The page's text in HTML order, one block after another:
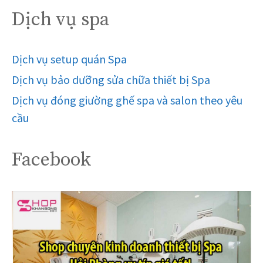
Dịch vụ spa
Dịch vụ setup quán Spa
Dịch vụ bảo dưỡng sửa chữa thiết bị Spa
Dịch vụ đóng giường ghế spa và salon theo yêu
cầu
Facebook